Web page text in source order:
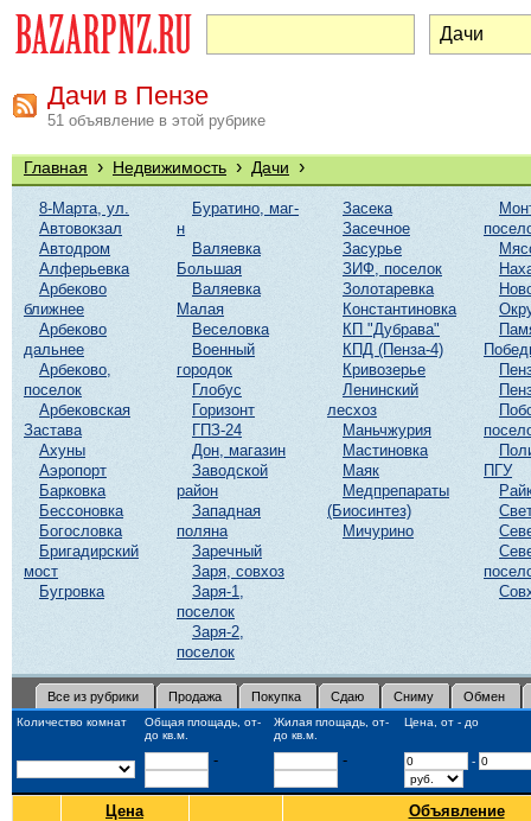
Дачи в Пензе
51 объявление в этой рубрике
Главная › Недвижимость › Дачи ›
8-Марта, ул.
Автовокзал
Автодром
Алферьевка
Арбеково
ближнее
Арбеково
дальнее
Арбеково,
поселок
Арбековская
Застава
Ахуны
Аэропорт
Барковка
Бессоновка
Богословка
Бригадирский
мост
Бугровка
Буратино, маг-
н
Валяевка
Большая
Валяевка
Малая
Веселовка
Военный
городок
Глобус
Горизонт
ГПЗ-24
Дон, магазин
Заводской
район
Западная
поляна
Заречный
Заря, совхоз
Заря-1,
поселок
Заря-2,
поселок
Засека
Засечное
Засурье
ЗИФ, поселок
Золотаревка
Константиновка
КП "Дубрава"
КПД (Пенза-4)
Кривозерье
Ленинский
лесхоз
Маньчжурия
Мастиновка
Маяк
Медпрепараты
(Биосинтез)
Мичурино
ПГУ
Все из рубрики Продажа Покупка Сдаю Сниму Обмен
Количество комнат
Общая площадь, от-
до кв.м.
Жилая площадь, от-
до кв.м.
Цена, от - до
- - -
Цена Объявление